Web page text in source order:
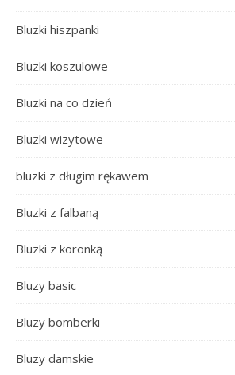
Bluzki hiszpanki
Bluzki koszulowe
Bluzki na co dzień
Bluzki wizytowe
bluzki z długim rękawem
Bluzki z falbaną
Bluzki z koronką
Bluzy basic
Bluzy bomberki
Bluzy damskie